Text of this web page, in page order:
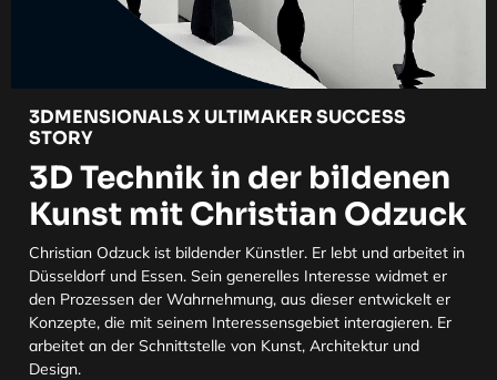
3DMENSIONALS X ULTIMAKER SUCCESS
STORY
3D Technik in der bildenen
Kunst mit Christian Odzuck
Christian Odzuck ist bildender Künstler. Er lebt und arbeitet in
Düsseldorf und Essen. Sein generelles Interesse widmet er
den Prozessen der Wahrnehmung, aus dieser entwickelt er
Konzepte, die mit seinem Interessensgebiet interagieren. Er
arbeitet an der Schnittstelle von Kunst, Architektur und
Design.